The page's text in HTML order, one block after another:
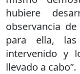
hubiere
observancia
para ella, las
intervenido y
llevado a cabo”.